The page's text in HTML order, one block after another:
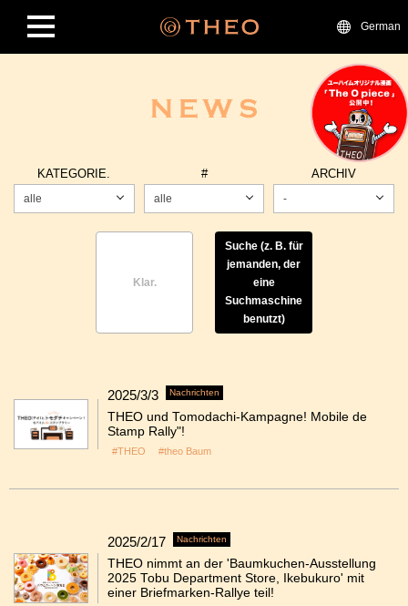
German
KATEGORIE.
alle
#
alle
ARCHIV
-
Klar.
Suche (z. B. für
jemanden, der
eine
Suchmaschine
benutzt)
2025/3/3 Nachrichten
THEO und Tomodachi-Kampagne! Mobile de
Stamp Rally"!
#THEO #theo Baum
2025/2/17 Nachrichten
THEO nimmt an der 'Baumkuchen-Ausstellung
2025 Tobu Department Store, Ikebukuro' mit
einer Briefmarken-Rallye teil!